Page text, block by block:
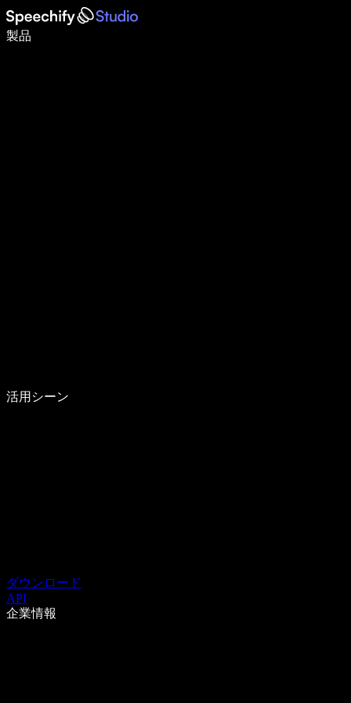
製品
音声入力で5倍速く書ける
活用シーン
ダウンロード
API
企業情報